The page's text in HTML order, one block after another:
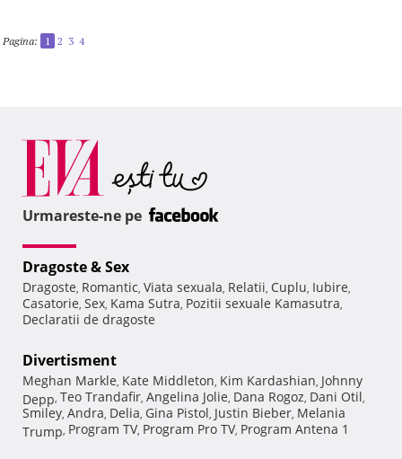
Pagina: 1 2 3 4
Urmareste-ne pe
Dragoste & Sex
Dragoste, Romantic, Viata sexuala, Relatii, Cuplu, Iubire,
Casatorie, Sex, Kama Sutra, Pozitii sexuale Kamasutra,
Declaratii de dragoste
Divertisment
Meghan Markle, Kate Middleton, Kim Kardashian, Johnny
Depp, Teo Trandafir, Angelina Jolie, Dana Rogoz, Dani Otil,
Smiley, Andra, Delia, Gina Pistol, Justin Bieber, Melania
Trump, Program TV, Program Pro TV, Program Antena 1